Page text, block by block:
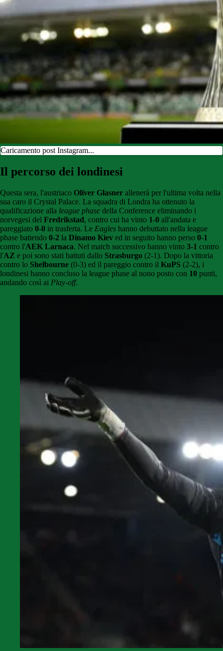
Caricamento post Instagram...
Il percorso dei londinesi
Questa sera, l'austriaco Oliver Glasner allenerà per l'ultima volta nella
sua caro il Crystal Palace. La squadra di Londra ha ottenuto la
qualificazione alla league phase della Conference eliminando i
norvegesi del Fredrikstad, contro cui ha vinto 1-0 all'andata e
pareggiato 0-0 in trasferta. Le Eagles hanno debuttato nella league
phase battendo 0-2 la Dinamo Kiev ed in seguito hanno perso 0-1
contro l'AEK Larnaca. Nel match successivo hanno vinto 3-1 contro
l'AZ e poi sono stati battuti dallo Strasburgo (2-1). Dopo la vittoria
contro lo Shelbourne (0-3) ed il pareggio contro il KuPS (2-2), i
londinesi hanno concluso la league phase al nono posto con 10 punti,
andando così ai Play-off.